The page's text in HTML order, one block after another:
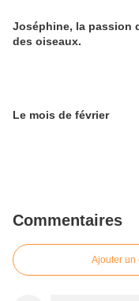
Joséphine, la passion
des oiseaux.
Le mois de février
Commentaires
Ajouter un